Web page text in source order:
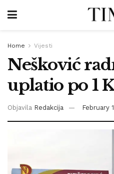
Home Vijesti
Nešković
uplatio po 1
Objavila Redakcija February